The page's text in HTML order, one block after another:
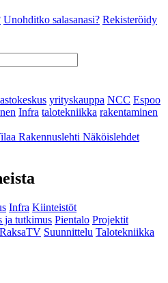
Unohditko salasanasi? Rekisteröidy
yrityskauppa NCC Espoo
Infra talotekniikka rakentaminen
Rakennuslehti Näköislehdet
Infra Kiinteistöt
ja tutkimus Pientalo Projektit
RaksaTV Suunnittelu Talotekniikka